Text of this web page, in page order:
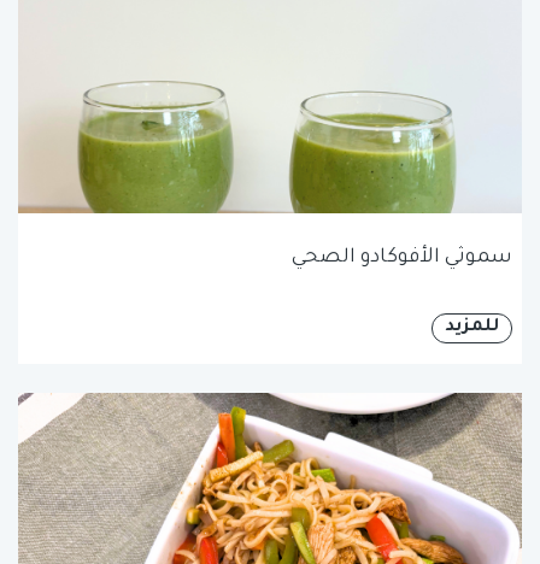
سموثي الأفوكادو الصحي
للمزيد